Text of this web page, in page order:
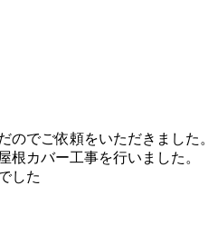
のでご依頼をいただきました。
根カバー工事を行いました。
した